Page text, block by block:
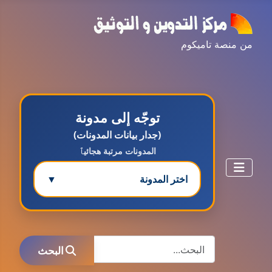
من منصة تاميكوم
توجّه إلى مدونة
(جدار بيانات المدونات)
المدونات مرتبة هجائيٱ
اختر المدونة ▼
البحث
البحث